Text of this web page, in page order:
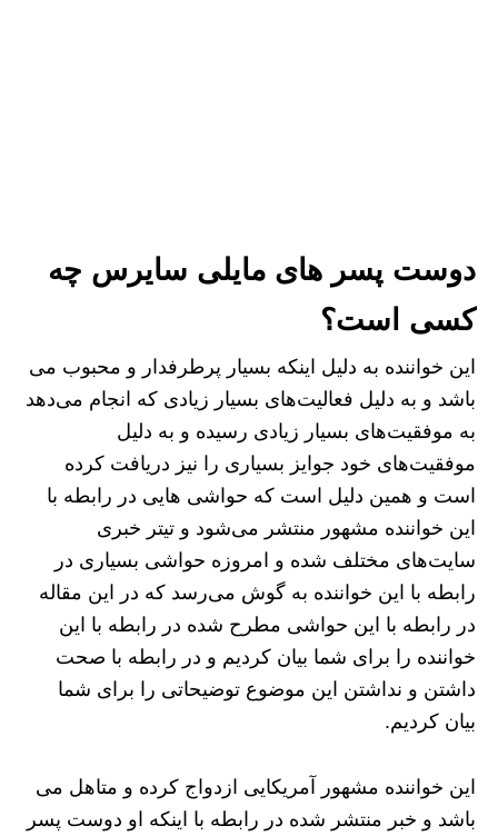
دوست پسر های مایلی سایرس چه
کسی است؟
این خواننده به دلیل اینکه بسیار پرطرفدار و محبوب می
باشد و به دلیل فعالیت‌های بسیار زیادی که انجام می‌دهد
به موفقیت‌های بسیار زیادی رسیده و به دلیل
موفقیت‌های خود جوایز بسیاری را نیز دریافت کرده
است و همین دلیل است که حواشی هایی در رابطه با
این خواننده مشهور منتشر می‌شود و تیتر خبری
سایت‌های مختلف شده و امروزه حواشی بسیاری در
رابطه با این خواننده به گوش می‌رسد که در این مقاله
در رابطه با این حواشی مطرح شده در رابطه با این
خواننده را برای شما بیان کردیم و در رابطه با صحت
داشتن و نداشتن این موضوع توضیحاتی را برای شما
بیان کردیم.
این خواننده مشهور آمریکایی ازدواج کرده و متاهل می
باشد و خبر منتشر شده در رابطه با اینکه او دوست پسر